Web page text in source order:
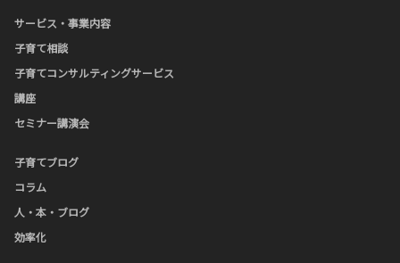
サービス・事業内容
子育て相談
子育てコンサルティングサービス
講座
セミナー講演会
子育てブログ
コラム
人・本・ブログ
効率化